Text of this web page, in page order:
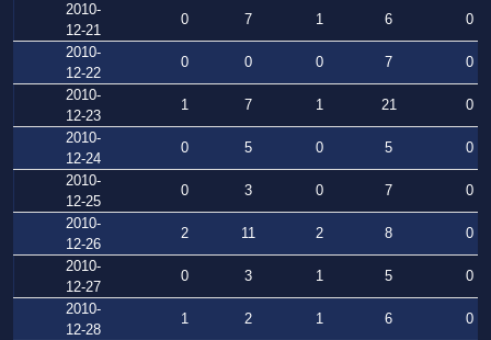
2010-
12-21
0 7 1 6
0
2010-
12-22
0 0 0 7
0
2010-
12-23
1 7 1 21
0
2010-
12-24
0 5 0 5
0
2010-
12-25
0 3 0 7
0
2010-
12-26
2 11 2 8
0
2010-
12-27
0 3 1 5
0
2010-
12-28
1 2 1 6
0